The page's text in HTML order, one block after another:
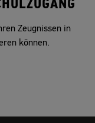
Zeugnissen in
können.